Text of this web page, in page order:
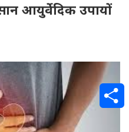
आयुर्वेदिक उपायों